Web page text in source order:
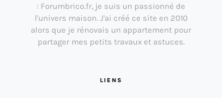
: Forumbrico.fr, je suis un passionné de
l'univers maison. J'ai créé ce site en 2010
alors que je rénovais un appartement pour
partager mes petits travaux et astuces.
LIENS